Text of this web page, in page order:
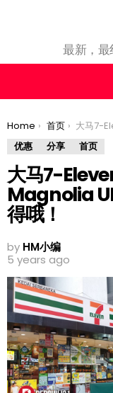
最新，
You are here:
Home 首页
大马7-Eleven免费送出FnN
优惠
分享 首页
大马7-
Magnolia
得哦！
by HM小编
5 years ago